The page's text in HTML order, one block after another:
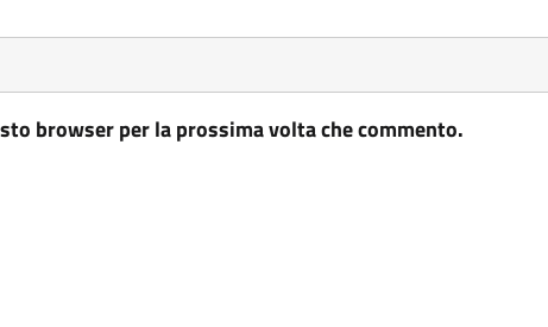
browser per la prossima volta che commento.